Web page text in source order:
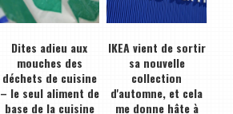
Dites adieu aux
mouches des
déchets de cuisine
– le seul aliment de
base de la cuisine
IKEA vient de sortir
sa nouvelle
collection
d'automne, et cela
me donne hâte à